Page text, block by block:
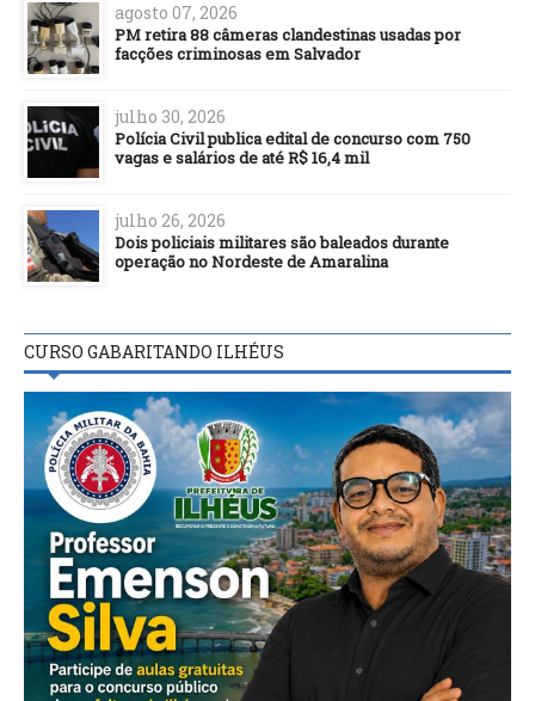
agosto 07, 2026
PM retira 88 câmeras clandestinas usadas por
facções criminosas em Salvador
julho 30, 2026
Polícia Civil publica edital de concurso com 750
vagas e salários de até R$ 16,4 mil
julho 26, 2026
Dois policiais militares são baleados durante
operação no Nordeste de Amaralina
CURSO GABARITANDO ILHÉUS